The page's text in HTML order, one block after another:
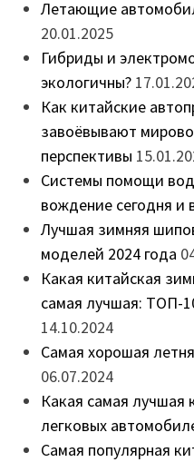
Летающие
20.01.2025
Гибриды и
экологичны?
Как китайские
завоёвывают
перспективы
Системы помощи
вождение сегодня и
Лучшая зимняя
моделей 2024 года
Какая китайская
самая лучшая: ТОП-
14.10.2024
Самая хорошая
06.07.2024
Какая самая лучшая
легковых
Самая популярная